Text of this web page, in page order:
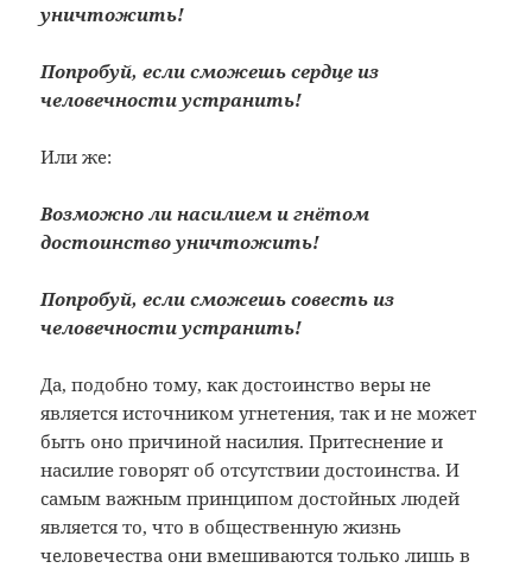
уничтожить!
Попробуй, если сможешь сердце из
человечности устранить!
Или же:
Возможно ли насилием и гнётом
достоинство уничтожить!
Попробуй, если сможешь совесть из
человечности устранить!
Да, подобно тому, как достоинство веры не
является источником угнетения, так и не может
быть оно причиной насилия. Притеснение и
насилие говорят об отсутствии достоинства. И
самым важным принципом достойных людей
является то, что в общественную жизнь
человечества они вмешиваются только лишь в